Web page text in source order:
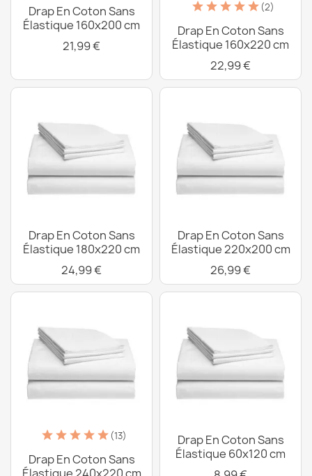
Drap En Coton Sans
Élastique 160x200 cm
21,99 €
(2)
Drap En Coton Sans
Élastique 160x220 cm
22,99 €
Drap En Coton Sans
Élastique 180x220 cm
24,99 €
Drap En Coton Sans
Élastique 220x200 cm
26,99 €
(13)
Drap En Coton Sans
Drap En Coton Sans
Élastique 60x120 cm